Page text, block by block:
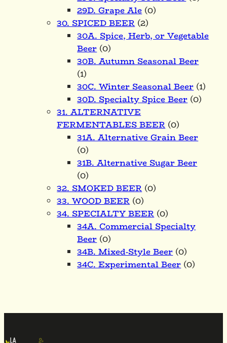
29D. Grape Ale(0)
30. SPICED BEER(2)
30A. Spice, Herb, or Vegetable
Beer(0)
30B. Autumn Seasonal Beer
(1)
30C. Winter Seasonal Beer(1)
30D. Specialty Spice Beer(0)
31. ALTERNATIVE
FERMENTABLES BEER(0)
31A. Alternative Grain Beer
(0)
31B. Alternative Sugar Beer
(0)
32. SMOKED BEER(0)
33. WOOD BEER(0)
34. SPECIALTY BEER(0)
34A. Commercial Specialty
Beer(0)
34B. Mixed-Style Beer(0)
34C. Experimental Beer(0)